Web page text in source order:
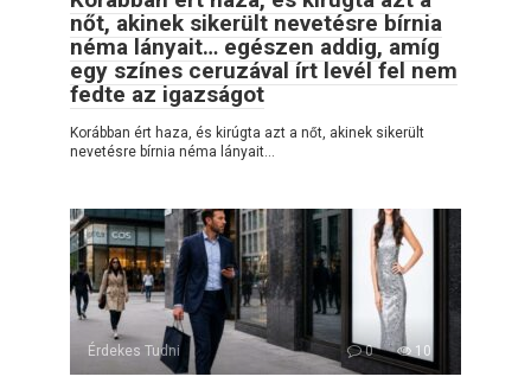
nőt, akinek sikerült nevetésre bírnia
néma lányait… egészen addig, amíg
egy színes ceruzával írt levél fel nem
fedte az igazságot
Korábban ért haza, és kirúgta azt a nőt, akinek sikerült
nevetésre bírnia néma lányait…
Érdekes Tudni 0 10